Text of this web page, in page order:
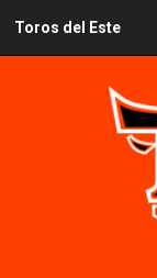
Toros del Este